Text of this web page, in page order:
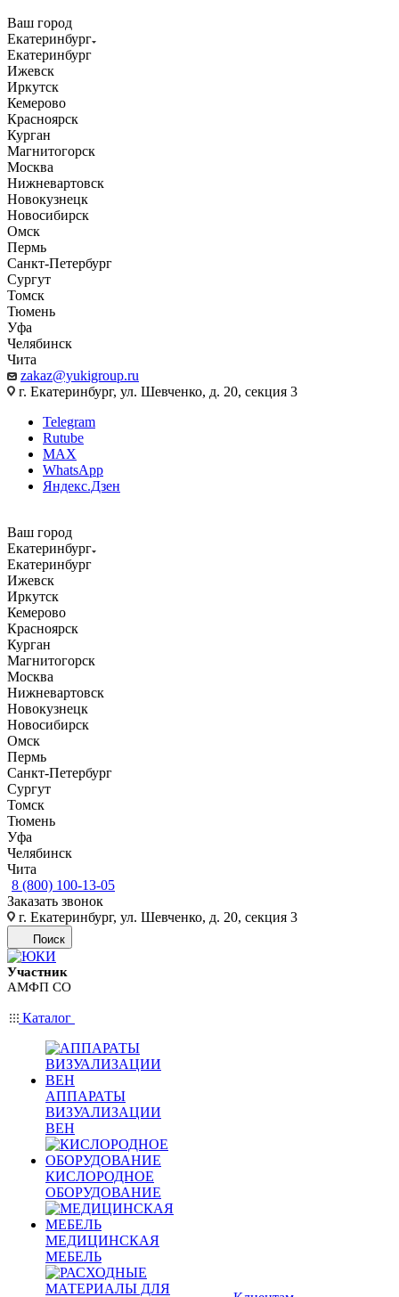
Ваш город
Екатеринбург
Екатеринбург
Ижевск
Иркутск
Кемерово
Красноярск
Курган
Магнитогорск
Москва
Нижневартовск
Новокузнецк
Новосибирск
Омск
Пермь
Санкт-Петербург
Сургут
Томск
Тюмень
Уфа
Челябинск
Чита
zakaz@yukigroup.ru
г. Екатеринбург, ул. Шевченко, д. 20, секция 3
Telegram
Rutube
MAX
WhatsApp
Яндекс.Дзен
Ваш город
Екатеринбург
Екатеринбург
Ижевск
Иркутск
Кемерово
Красноярск
Курган
Магнитогорск
Москва
Нижневартовск
Новокузнецк
Новосибирск
Омск
Пермь
Санкт-Петербург
Сургут
Томск
Тюмень
Уфа
Челябинск
Чита
8 (800) 100-13-05
Заказать звонок
г. Екатеринбург, ул. Шевченко, д. 20, секция 3
Поиск
Участник
АМФП СО
Каталог
АППАРАТЫ
ВИЗУАЛИЗАЦИИ
ВЕН
КИСЛОРОДНОЕ
ОБОРУДОВАНИЕ
МЕДИЦИНСКАЯ
МЕБЕЛЬ